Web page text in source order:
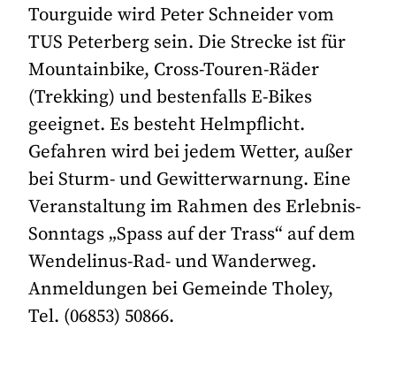
Tourguide wird Peter Schneider vom
TUS Peterberg sein. Die Strecke ist für
Mountainbike, Cross-Touren-Räder
(Trekking) und bestenfalls E-Bikes
geeignet. Es besteht Helmpflicht.
Gefahren wird bei jedem Wetter, außer
bei Sturm- und Gewitterwarnung. Eine
Veranstaltung im Rahmen des Erlebnis-
Sonntags „Spass auf der Trass“ auf dem
Wendelinus-Rad- und Wanderweg.
Anmeldungen bei Gemeinde Tholey,
Tel. (06853) 50866.